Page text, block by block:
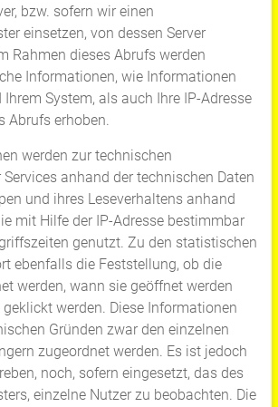
bzw. sofern wir einen
einsetzen, von dessen Server
Rahmen dieses Abrufs werden
Informationen, wie Informationen
System, als auch Ihre IP-Adresse
Abrufs erhoben.
werden zur technischen
Services anhand der technischen Daten
und ihres Leseverhaltens anhand
mit Hilfe der IP-Adresse bestimmbar
genutzt. Zu den statistischen
ebenfalls die Feststellung, ob die
werden, wann sie geöffnet werden
werden. Diese Informationen
Gründen zwar den einzelnen
zugeordnet werden. Es ist jedoch
noch, sofern eingesetzt, das des
einzelne Nutzer zu beobachten. Die